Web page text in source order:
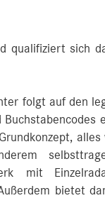
qualifiziert sich
folgt auf den
mit
bietet